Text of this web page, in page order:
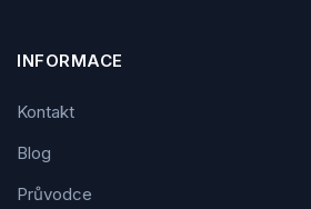
INFORMACE
Kontakt
Blog
Průvodce